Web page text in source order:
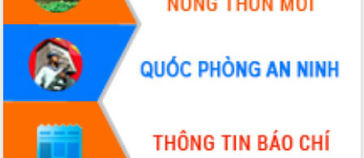
Rộn ràng lễ hội truyền thống Sông
nước Đà Nông lần thứ I năm 2026
Kỳ họp Chuyên đề lần thứ Năm, HĐND
tỉnh Đắk Lắk thông qua các nghị quyết
quan trọng
Thống nhất danh sách giới thiệu ứng
cử đại biểu Quốc hội khoá XVI và đại
biểu HĐND tỉnh Đắk Lắk, nhiệm kỳ
2026-2031